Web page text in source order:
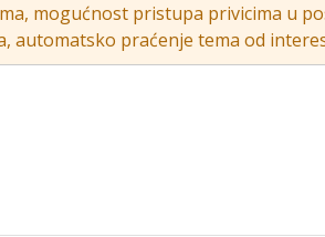
mogućnost pristupa privicima u
praćenje tema od